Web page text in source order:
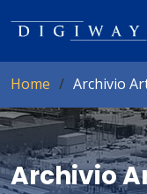
Home Archivio
Archivio